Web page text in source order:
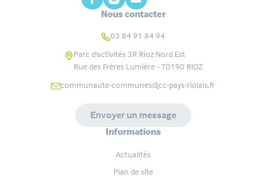
Nous contacter
03 84 91 84 94
Parc d'activités 3R Rioz Nord Est
Rue des Frères Lumière - 70190 RIOZ
communaute-communes@cc-pays-riolais.fr
Envoyer un message
Informations
Actualités
Plan de site